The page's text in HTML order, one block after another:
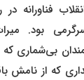
فناورانه
بود.
بی‌شماری که از
که از نامش